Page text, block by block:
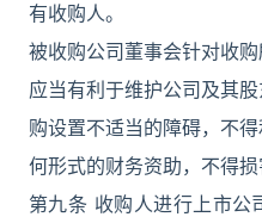
有收购人。
被收购公司董事会针对收购
应当有利于维护公司及其
购设置不适当的障碍，不
何形式的财务资助，不得损
第九条 收购人进行上市公